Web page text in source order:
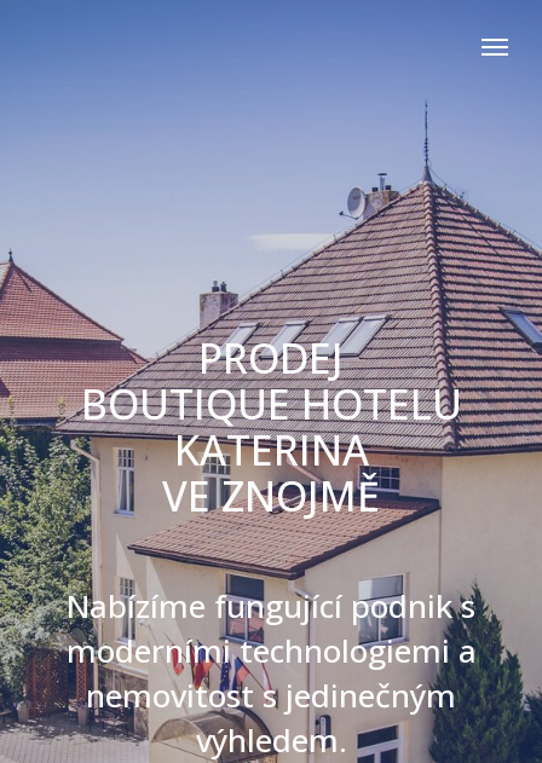
PRODEJ
BOUTIQUE HOTELU
KATERINA
VE ZNOJMĚ
Nabízíme fungující podnik s
moderními technologiemi a
nemovitost s jedinečným
výhledem.